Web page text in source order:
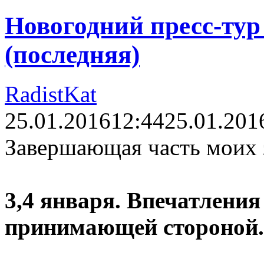
Новогодний пресс-
(последняя)
RadistKat
25.01.201612:44
Завершающая часть моих
3,4 января.
принимающей стороной.